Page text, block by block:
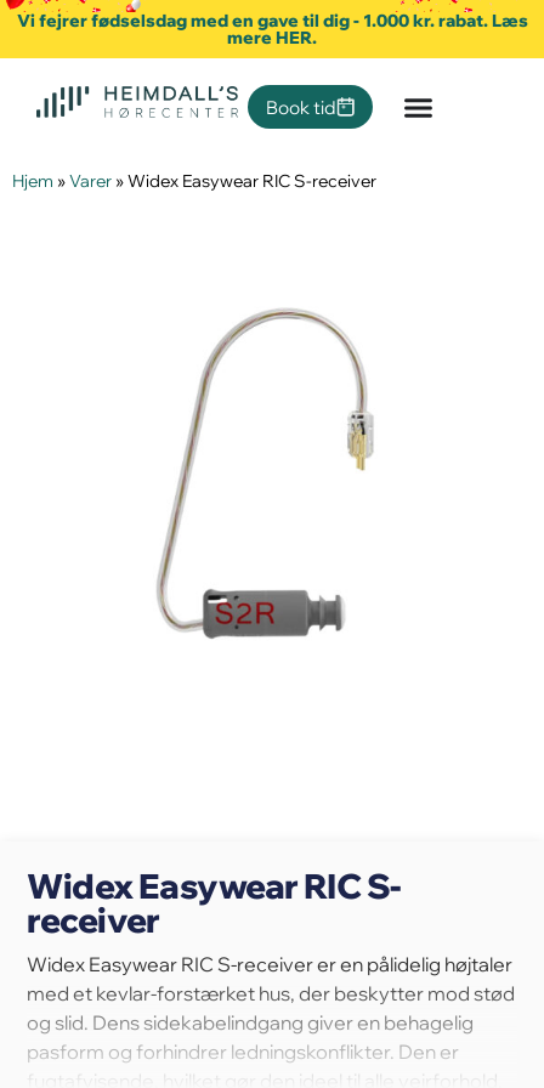
Vi fejrer fødselsdag med en gave til dig - 1.000 kr. rabat. Læs
mere HER.
Book tid
Hjem »Varer »Widex Easywear RIC S-receiver
Widex Easywear RIC S-
receiver
Widex Easywear RIC S-receiver er en pålidelig højtaler
med et kevlar-forstærket hus, der beskytter mod stød
og slid. Dens sidekabelindgang giver en behagelig
pasform og forhindrer ledningskonflikter. Den er
fugtafvisende, hvilket gør den ideel til alle vejrforhold.